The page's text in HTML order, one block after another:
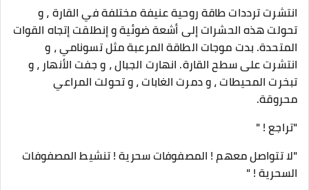
انتشرت ترددات طاقة روحية عنيفة مختلفة في القارة ، و
تحولت هذه الحشرات إلى أشعة ضوئية و إنطلقت إتجاه القوات
المتحدة. بدت موجات الطاقة المرعبة مثل تسونامي ، و
انتشرت على سطح القارة. انهارت الجبال ، و جفت الأنهار ، و
تبخرت المحيطات ، و دمرت الغابات ، و تحولت المراعي
محروقة.
"تراجع ! "
"لا تتواصل معهم ! المصفوفات سحرية ! تنشيط المصفوفات
السحرية ! "